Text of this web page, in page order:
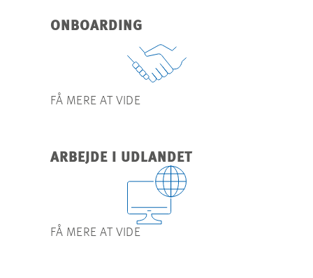
ONBOARDING
FÅ MERE AT VIDE
ARBEJDE I UDLANDET
FÅ MERE AT VIDE